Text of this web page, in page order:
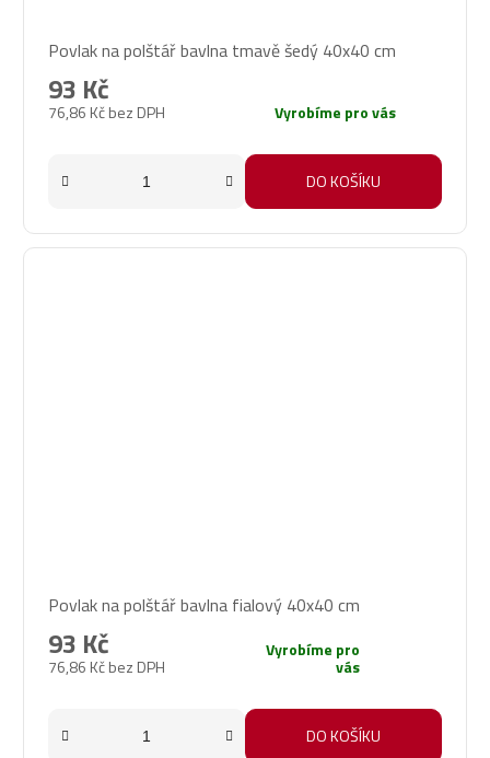
Povlak na polštář bavlna tmavě šedý 40x40 cm
76,86 Kč bez DPH
93 Kč
Vyrobíme pro vás
DO KOŠÍKU
Povlak na polštář bavlna fialový 40x40 cm
76,86 Kč bez DPH
93 Kč Vyrobíme pro
vás
DO KOŠÍKU